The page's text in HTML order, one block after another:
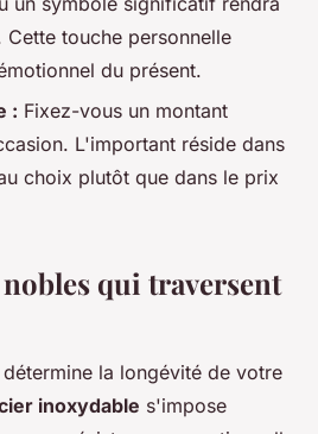
Cette touche personnelle
du présent.
: Fixez-vous un montant
L'important réside dans
choix plutôt que dans le prix
qui traversent
la longévité de votre
inoxydable s'impose